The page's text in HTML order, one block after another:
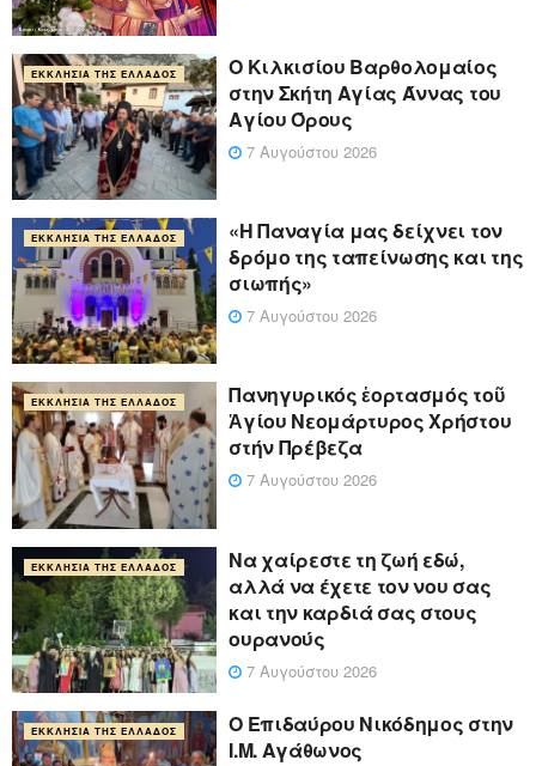
ΕΚΚΛΗΣΊΑ ΤΗΣ ΕΛΛΆΔΟΣ
Ο Κιλκισίου Βαρθολομαίος
στην Σκήτη Αγίας Άννας του
Αγίου Όρους
7 Αυγούστου 2026
ΕΚΚΛΗΣΊΑ ΤΗΣ ΕΛΛΆΔΟΣ
«Η Παναγία μας δείχνει τον
δρόμο της ταπείνωσης και της
σιωπής»
7 Αυγούστου 2026
ΕΚΚΛΗΣΊΑ ΤΗΣ ΕΛΛΆΔΟΣ
Πανηγυρικός ἑορτασμός τοῦ
Ἁγίου Νεομάρτυρος Χρήστου
στήν Πρέβεζα
7 Αυγούστου 2026
ΕΚΚΛΗΣΊΑ ΤΗΣ ΕΛΛΆΔΟΣ
Να χαίρεστε τη ζωή εδώ,
αλλά να έχετε τον νου σας
και την καρδιά σας στους
ουρανούς
7 Αυγούστου 2026
ΕΚΚΛΗΣΊΑ ΤΗΣ ΕΛΛΆΔΟΣ
Ο Επιδαύρου Νικόδημος στην
Ι.Μ. Αγάθωνος